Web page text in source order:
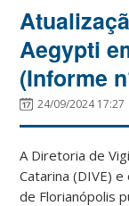
Aegypti
(Informe
24/09/2024 17:27
A Diretoria de
Catarina (DIVE)
de Florianópolis